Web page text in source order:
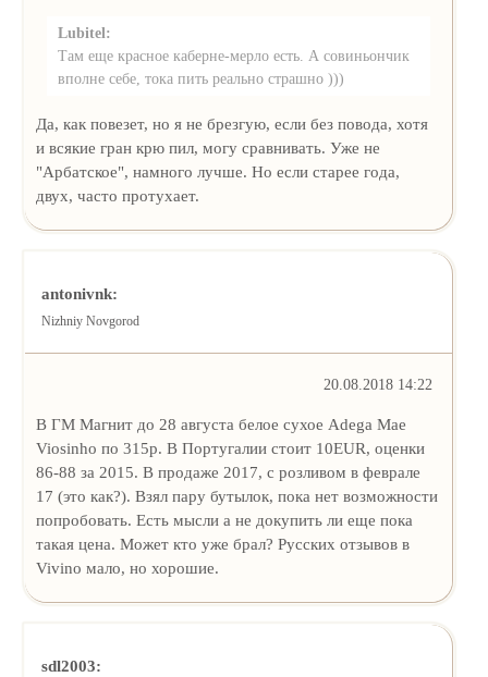
Lubitel:
Там еще красное каберне-мерло есть. А совиньончик
вполне себе, тока пить реально страшно )))
Да, как повезет, но я не брезгую, если без повода, хотя
и всякие гран крю пил, могу сравнивать. Уже не
"Арбатское", намного лучше. Но если старее года,
двух, часто протухает.
antonivnk:
Nizhniy Novgorod
20.08.2018 14:22
В ГМ Магнит до 28 августа белое сухое Adega Mae
Viosinho по 315р. В Португалии стоит 10EUR, оценки
86-88 за 2015. В продаже 2017, с розливом в феврале
17 (это как?). Взял пару бутылок, пока нет возможности
попробовать. Есть мысли а не докупить ли еще пока
такая цена. Может кто уже брал? Русских отзывов в
Vivino мало, но хорошие.
sdl2003: